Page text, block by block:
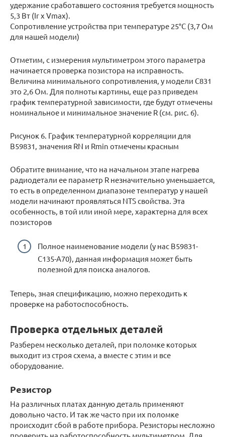
удержание сработавшего состояния требуется мощность
5,3 Вт (Ir x Vmax).
Сопротивление устройства при температуре 25°С (3,7 Ом
для нашей модели)
Отметим, с измерения мультиметром этого параметра
начинается проверка позистора на исправность.
Величина минимального сопротивления, у модели С831
это 2,6 Ом. Для полноты картины, еще раз приведем
график температурной зависимости, где будут отмечены
номинальное и минимальное значение R (см. рис. 6).
Рисунок 6. График температурной корреляции для
B59831, значения RN и Rmin отмечены красным
Обратите внимание, что на начальном этапе нагрева
радиодетали ее параметр R незначительно уменьшается,
то есть в определенном диапазоне температур у нашей
модели начинают проявляться NTS свойства. Эта
особенность, в той или иной мере, характерна для всех
позисторов
Полное наименование модели (у нас B59831-
C135-A70), данная информация может быть
полезной для поиска аналогов.
Теперь, зная спецификацию, можно переходить к
проверке на работоспособность.
Проверка отдельных деталей
Разберем несколько деталей, при поломке которых
выходит из строя схема, а вместе с этим и все
оборудование.
Резистор
На различных платах данную деталь применяют
довольно часто. И так же часто при их поломке
происходит сбой в работе прибора. Резисторы несложно